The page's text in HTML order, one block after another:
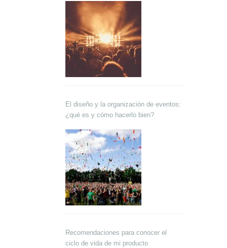
El diseño y la organización de eventos:
¿qué es y cómo hacerlo bien?
Recomendaciones para conocer el
ciclo de vida de mi producto